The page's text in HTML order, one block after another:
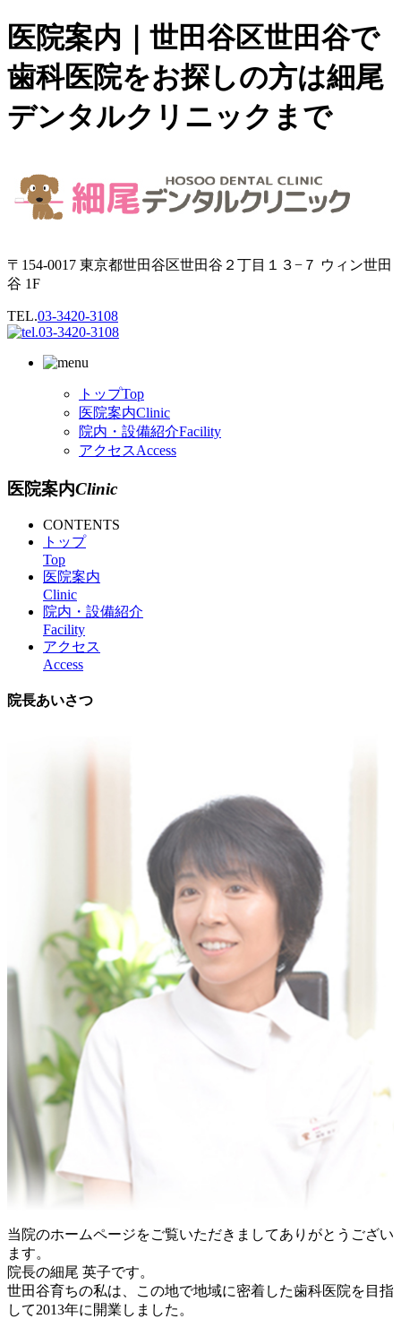
医院案内｜世田谷区世田谷で
歯科医院をお探しの方は細尾
デンタルクリニックまで
〒154-0017 東京都世田谷区世田谷２丁目１３−７ ウィン世田
谷 1F
TEL.03-3420-3108
トップTop
医院案内Clinic
院内・設備紹介Facility
アクセスAccess
医院案内Clinic
CONTENTS
トップ
Top
医院案内
Clinic
院内・設備紹介
Facility
アクセス
Access
院長あいさつ
当院のホームページをご覧いただきましてありがとうござい
ます。
院長の細尾 英子です。
世田谷育ちの私は、この地で地域に密着した歯科医院を目指
して2013年に開業しました。